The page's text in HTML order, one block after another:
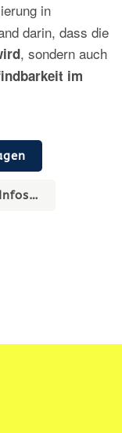
in
darin, dass die
, sondern auch
im